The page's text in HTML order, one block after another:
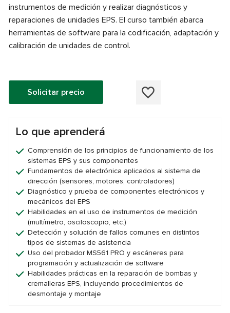
instrumentos de medición y realizar diagnósticos y
reparaciones de unidades EPS. El curso también abarca
herramientas de software para la codificación, adaptación y
calibración de unidades de control.
Solicitar precio
Lo que aprenderá
Comprensión de los principios de funcionamiento de los
sistemas EPS y sus componentes
Fundamentos de electrónica aplicados al sistema de
dirección (sensores, motores, controladores)
Diagnóstico y prueba de componentes electrónicos y
mecánicos del EPS
Habilidades en el uso de instrumentos de medición
(multímetro, osciloscopio, etc.)
Detección y solución de fallos comunes en distintos
tipos de sistemas de asistencia
Uso del probador MS561 PRO y escáneres para
programación y actualización de software
Habilidades prácticas en la reparación de bombas y
cremalleras EPS, incluyendo procedimientos de
desmontaje y montaje